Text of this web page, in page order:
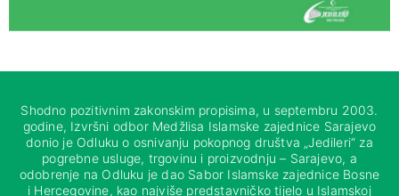
Shodno pozitivnim zakonskim propisima, u septembru 2003.
godine, Izvršni odbor Medžlisa Islamske zajednice Sarajevo
donio je Odluku o osnivanju pokopnog društva „Jedileri“ za
pogrebne usluge, trgovinu i proizvodnju – Sarajevo, a
odobrenje na Odluku je dao Sabor Islamske zajednice Bosne
i Hercegovine, kao najviše predstavničko tijelo u Islamskoj